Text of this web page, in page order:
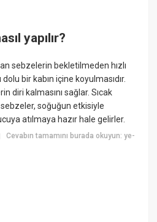
yapılır?
sebzelerin bekletilmeden hızlı
bir kabın içine koyulmasıdır.
diri kalmasını sağlar. Sıcak
soğuğun etkisiyle
atılmaya hazır hale gelirler.
Cevabın tamamını burada okuyun: ye-